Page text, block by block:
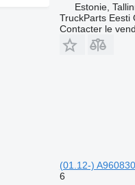
Estonie,
TruckParts Eesti
Contacter le
(01.12-)
6